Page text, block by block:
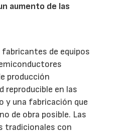
aumento de las
de equipos
producción
reproducible en las
y una fabricación que
de obra posible. Las
tradicionales con